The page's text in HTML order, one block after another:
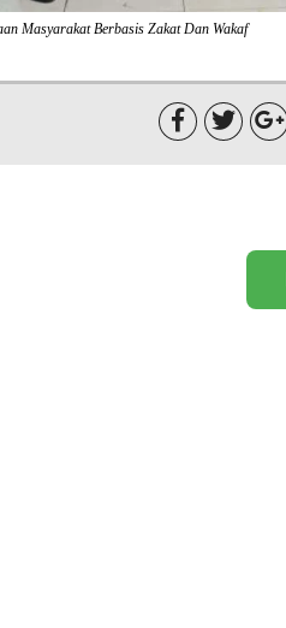
Masyarakat Berbasis Zakat Dan Wakaf
  